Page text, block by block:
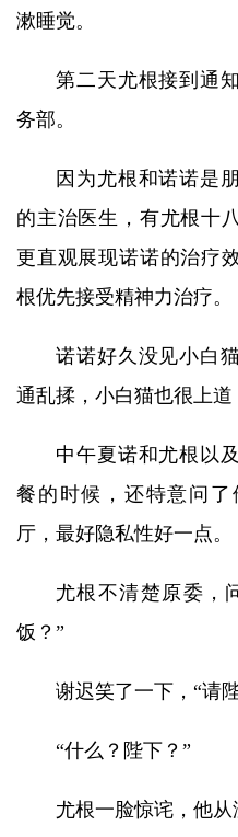
漱睡觉。
第二天尤根接到通
务部。
因为尤根和诺诺是
的主治医生，有尤根十
更直观展现诺诺的治疗
根优先接受精神力治疗。
诺诺好久没见小白
通乱揉，小白猫也很上道
中午夏诺和尤根以
餐的时候，还特意问
厅，最好隐私性好一点。
尤根不清楚原委，
饭？”
谢迟笑了一下，“请
“什么？陛下？”
尤根一脸惊诧，他从